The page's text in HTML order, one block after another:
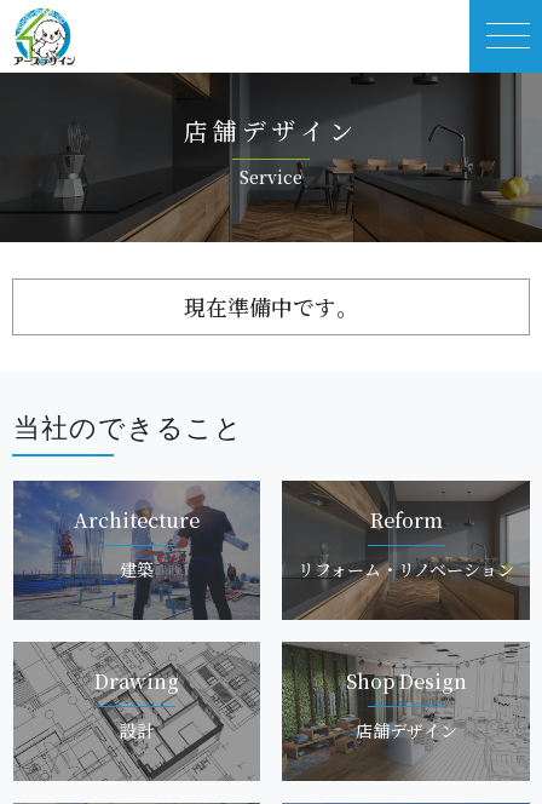
店舗 デ ザ イ ン
Ser v i c e
現在準備 中 で す 。
当社ので き る こ と
Architec t u r e
建 築
Re f o r m
リフォーム・リノベ ー シ ョ ン
Dra w i n g
設 計
Shop De s i g n
店舗 デ ザ イ ン